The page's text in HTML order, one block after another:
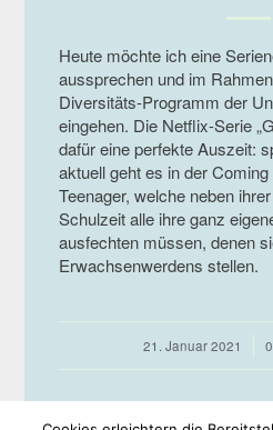
Heute möchte ich eine
aussprechen und im
Diversitäts-Programm der
eingehen. Die Netflix-Serie
dafür eine perfekte Auszeit:
aktuell geht es in der
Teenager, welche neben
Schulzeit alle ihre ganz
ausfechten müssen, denen
Erwachsenwerdens stellen.
21. Januar 2021
/